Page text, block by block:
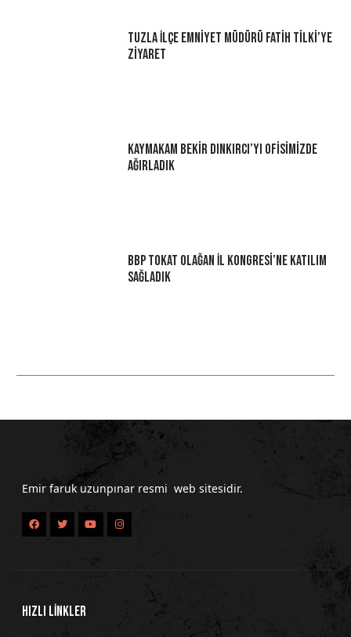
Tuzla İlçe Emniyet Müdürü Fatih Tilki’ye
Ziyaret
Kaymakam Bekir Dınkırcı’yı Ofisimizde
Ağırladık
BBP Tokat Olağan İl Kongresi’ne Katılım
Sağladık
Emir faruk uzunpınar resmi web sitesidir.
HIZLI LİNKLER